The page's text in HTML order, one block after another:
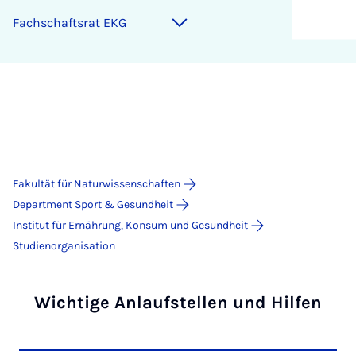
Fach­schafts­rat EKG
Fakultät für Naturwissenschaften
Department Sport & Gesundheit
Institut für Ernährung, Konsum und Gesundheit
Studienorganisation
Wichtige Anlaufstellen und Hilfen